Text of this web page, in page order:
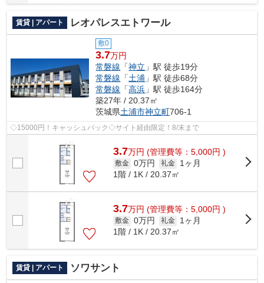
賃貸 | アパート レオパレスエトワール
敷0
3.7万円
常磐線 「神立 」駅 徒歩19分
常磐線 「土浦 」駅 徒歩68分
常磐線 「高浜 」駅 徒歩164分
築27年 / 20.37㎡
茨城県土浦市神立町706-1
◇15000円！キャッシュバック◇サイト経由限定！8/末まで
3.7万円 (管理費等：5,000円 )
敷金 0万円 礼金
1ヶ月
1階 / 1K / 20.37㎡
3.7万円 (管理費等：5,000円 )
敷金 0万円 礼金
1ヶ月
1階 / 1K / 20.37㎡
賃貸 | アパート ソワサント